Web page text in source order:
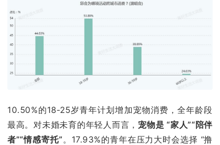
10.50%的18-25岁青年计划增加宠物消费，全年龄段
最高。对未婚未育的年轻人而言， 宠物是 “家人”“陪伴
者”“情感寄托” 。17.93%的青年在压力大时会选择 “撸